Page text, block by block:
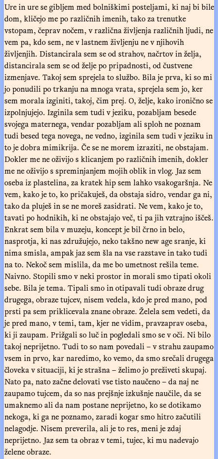
Ure in ure se gibljem med bolniškimi posteljami, ki naj bi bile
dom, kličejo me po različnih imenih, tako za trenutke
vstopam, čeprav nočem, v različna življenja različnih ljudi, ne
vem pa, kdo sem, ne v lastnem življenju ne v njihovih
življenjih. Distancirala sem se od strahov, načrtov in želja,
distancirala sem se od želje po pripadnosti, od čustvene
izmenjave. Takoj sem sprejela to službo. Bila je prva, ki so mi
jo ponudili po trkanju na mnoga vrata, sprejela sem jo, ker
sem morala izginiti, takoj, čim prej. O, želje, kako ironično se
izpolnjujejo. Izginila sem tudi v jeziku, pozabljam besede
svojega maternega, vendar pozabljam ali sploh ne poznam
tudi besed tega novega, ne vedno, izginila sem tudi v jeziku in
to je dobra mimikrija. Če se ne morem izraziti, ne obstajam.
Dokler me ne oživijo s klicanjem po različnih imenih, dokler
me ne oživijo s spreminjanjem mojih oblik in vlog. Jaz sem
oseba iz plastelina, za kratek hip sem lahko vsakogaršnja. Ne
vem, kako je to, ko pričakuješ, da obstaja sidro, vendar ga ni,
tako da pluješ in se ne moreš zasidrati. Ne vem, kako je to,
tavati po hodnikih, ki ne obstajajo več, ti pa jih vztrajno iščeš.
Enkrat sem bila v muzeju, koncept je bil črno in belo,
nasprotja, ki nas združujejo, neko takšno new age sranje, ki
nima smisla, ampak jaz sem šla na vse razstave in tako tudi
na to. Nekoč sem mislila, da me bo umetnost rešila teme.
Naivno. Stopili smo v neki prostor in morali smo tipati okoli
sebe. Bila je tema. Tipali smo in otipavali tudi obraze drug
drugega, obraze tujcev, nisem vedela, kdo je pred mano, pod
prsti pa sem priklicevala znane obraze. Želela sem vedeti, da
je pred mano, v temi, tam, kjer ne vidim, pravzaprav oseba,
ki ji zaupam. Prižgali so luč in pogledali smo se v oči. Ni bilo
takoj neprijetno. Tudi to so nam povedali – v strahu zaupamo
vsem in prvo, kar naredimo, ko vemo, da smo srečali drugega
človeka v situaciji, ki je strašna – želimo jo preživeti skupaj.
Nato pa, nato začne delovati vse tisto naučeno – da naj ne
zaupamo tujcem, da so nas prejšnje izkušnje naučile, da se
umaknemo ali da nam postane neprijetno, ko se dotikamo
nekoga, ki ga ne poznamo, zaradi kogar smo hitro začutili
nelagodje. Nisem preverila, ali je to res, meni je zdaj
neprijetno. Jaz sem ta obraz v temi, tujec, ki mu nadevajo
želene obraze.